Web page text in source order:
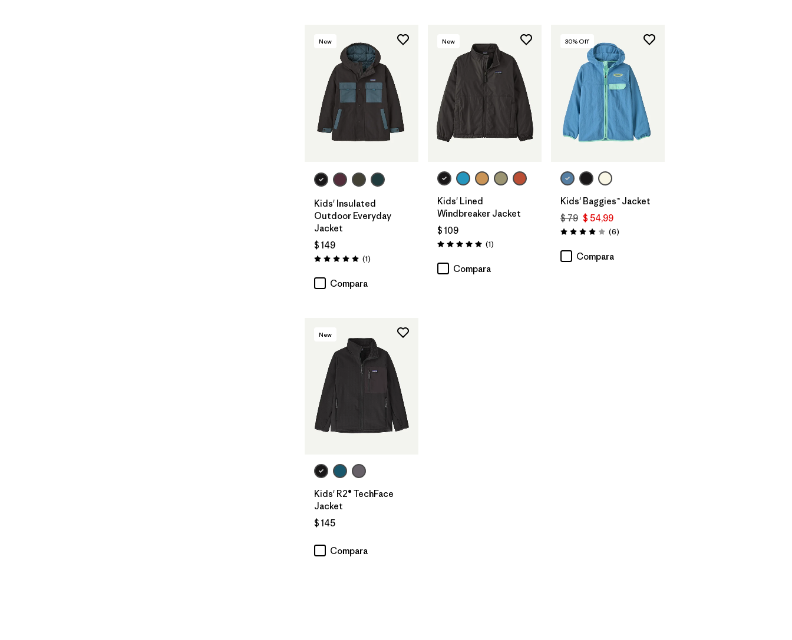
New
Kids' Insulated
Outdoor Everyday
Jacket
$ 149
Valoración: 5.0 / 5
(1Comentarios
)
Compara
New
Kids' Lined
Windbreaker Jacket
$ 109
Valoración: 5.0 / 5
(1Comentarios
)
Compara
30% Off
Kids' Baggies™ Jacket
$ 79 $ 54,99
Valoración: 4.0 / 5
(6Comentarios
)
Compara
New
Kids' R2® TechFace
Jacket
$ 145
Compara